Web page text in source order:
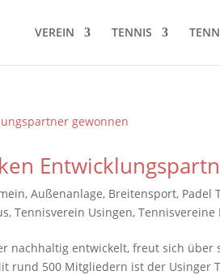
VEREIN TENNIS
,Außenanlage, Breitensport, Padel
,Tennisverein Usingen,Tennisvereine
nachhaltig entwickelt, freut sich über
rund 500 Mitgliedern ist der Usinger